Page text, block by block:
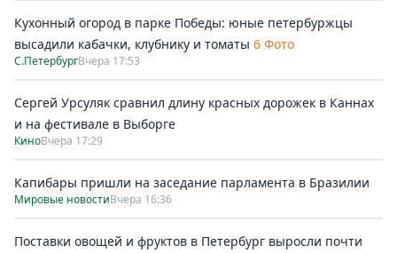
Кухонный огород в парке Победы: юные петербуржцы
высадили кабачки, клубнику и томаты 6 Фото
С.ПетербургВчера 17:53
Сергей Урсуляк сравнил длину красных дорожек в Каннах
и на фестивале в Выборге
КиноВчера 17:29
Капибары пришли на заседание парламента в Бразилии
Мировые новостиВчера 16:36
Поставки овощей и фруктов в Петербург выросли почти